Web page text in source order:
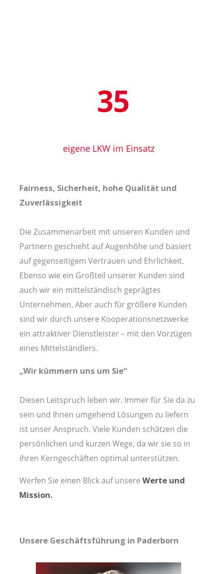
48
eigene LKW im Einsatz
Fairness, Sicherheit, hohe Qualität und
Zuverlässigkeit
Die Zusammenarbeit mit unseren Kunden und
Partnern geschieht auf Augenhöhe und basiert
auf gegenseitigem Vertrauen und Ehrlichkeit.
Ebenso wie ein Großteil unserer Kunden sind
auch wir ein mittelständisch geprägtes
Unternehmen. Aber auch für größere Kunden
sind wir durch unsere Kooperationsnetzwerke
ein attraktiver Dienstleister – mit den Vorzügen
eines Mittelständlers.
„Wir kümmern uns um Sie“
Diesen Leitspruch leben wir. Immer für Sie da zu
sein und Ihnen umgehend Lösungen zu liefern
ist unser Anspruch. Viele Kunden schätzen die
persönlichen und kurzen Wege, da wir sie so in
ihren Kerngeschäften optimal unterstützen.
Werfen Sie einen Blick auf unsere Werte und
Mission.
Unsere Geschäftsführung in Paderborn